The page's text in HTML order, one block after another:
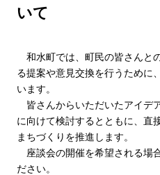
いて
和水町では、町民の皆さんと
る提案や意見交換を行うために
います。
皆さんからいただいたアイデ
に向けて検討するとともに、直
まちづくりを推進します。
座談会の開催を希望される場
ださい。